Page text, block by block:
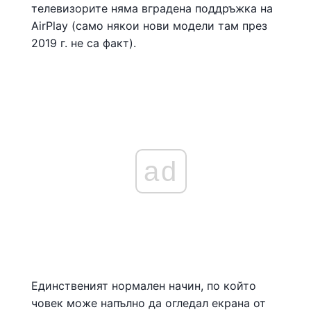
телевизорите няма вградена поддръжка на
AirPlay (само някои нови модели там през
2019 г. не са факт).
ad
Единственият нормален начин, по който
човек може напълно да огледал екрана от